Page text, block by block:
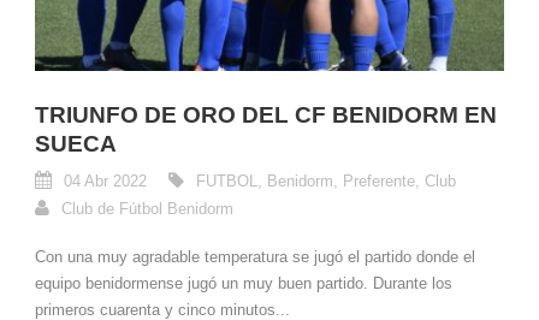
TRIUNFO DE ORO DEL CF BENIDORM EN
SUECA
04 Abr 2022 FUTBOL Benidorm Preferente Club
Club de Fútbol Benidorm
Con una muy agradable temperatura se jugó el partido donde el
equipo benidormense jugó un muy buen partido. Durante los
primeros cuarenta y cinco minutos...